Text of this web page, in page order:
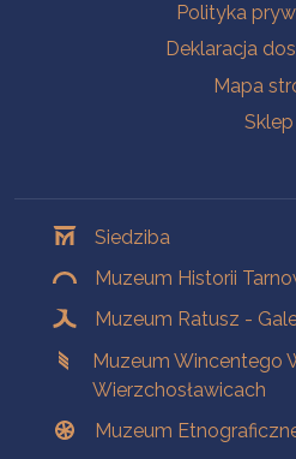
Polityka
Deklaracja
Mapa
Sklep
Siedziba
Muzeum Historii
Muzeum Ratusz -
Muzeum Wincentego
Wierzchosławicach
Muzeum